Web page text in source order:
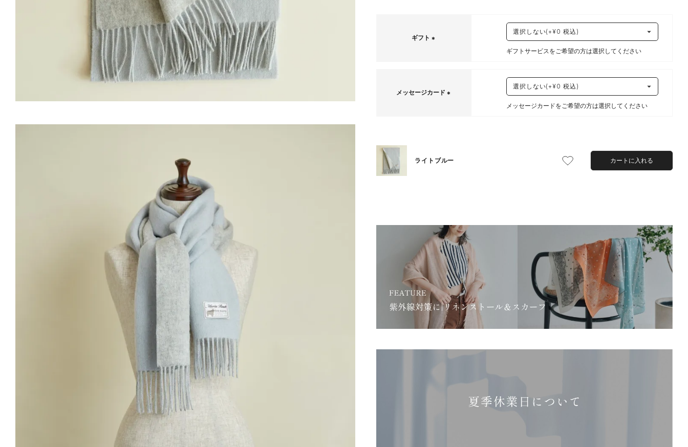
ギフト
ギフトサービスをご希望の方は選択してください
メッセージカード
メッセージカードをご希望の方は選択してください
ライトブルー カートに入れる